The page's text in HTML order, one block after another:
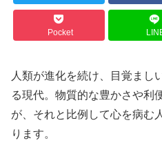
Pocket
人類が進化を続け、目覚まし
る現代。物質的な豊かさや利
が、それと比例して心を病む
ります。